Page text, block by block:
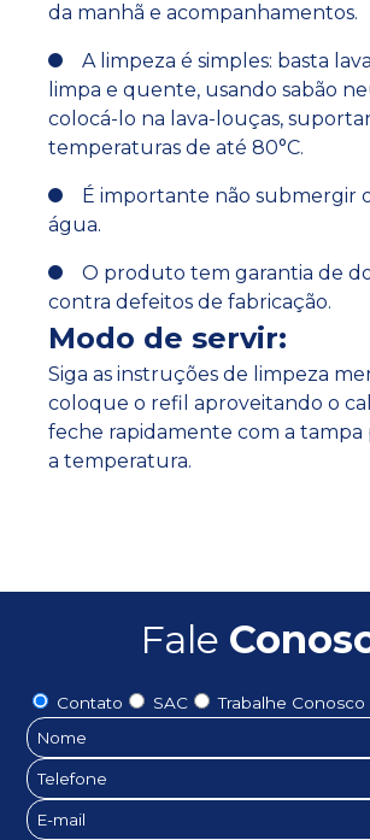
da manhã e acompanhamentos.
A limpeza é simples: basta
limpa e quente, usando sabão
colocá-lo na lava-louças,
temperaturas de até 80°C.
É importante não submergir
água.
O produto tem garantia de
contra defeitos de fabricação.
Modo de servir:
Siga as instruções de limpeza
coloque o refil aproveitando o
feche rapidamente com a tampa
a temperatura.
Fale
Contato SAC Trabalhe Conosco